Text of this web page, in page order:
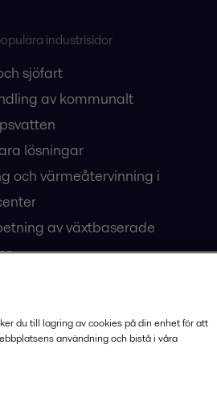
industrisidor
sjöfart
av kommunalt
lösningar
och värmeåtervinning i
av växtbaserade
du till lagring av cookies på din enhet för att
användning och bistå i våra